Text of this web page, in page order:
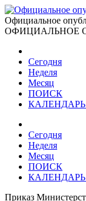
Официальное
ОФИЦИАЛЬНОЕ
Сегодня
Неделя
Месяц
ПОИСК
Сегодня
Неделя
Месяц
ПОИСК
Приказ